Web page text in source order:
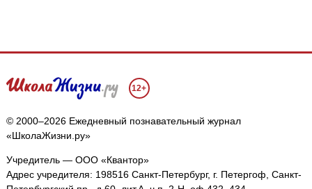
12+
© 2000–2026 Ежедневный познавательный журнал
«ШколаЖизни.ру»
Учредитель — ООО «Квантор»
Адрес учредителя: 198516 Санкт-Петербург, г. Петергоф, Санкт-